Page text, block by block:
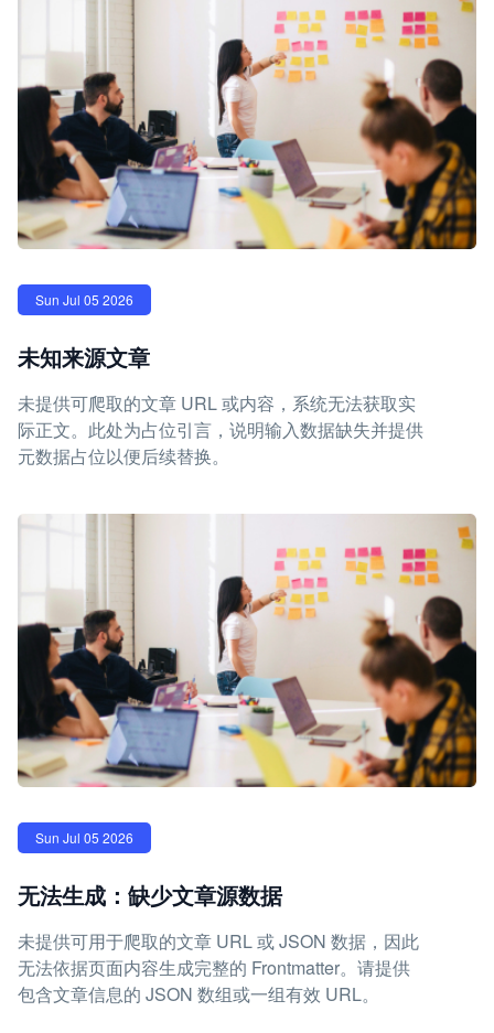
Sun Jul 05 2026
未知来源文章
未提供可爬取的文章 URL 或内容，系统无法获取实
际正文。此处为占位引言，说明输入数据缺失并提供
元数据占位以便后续替换。
Sun Jul 05 2026
无法生成：缺少文章源数据
未提供可用于爬取的文章 URL 或 JSON 数据，因此
无法依据页面内容生成完整的 Frontmatter。请提供
包含文章信息的 JSON 数组或一组有效 URL。